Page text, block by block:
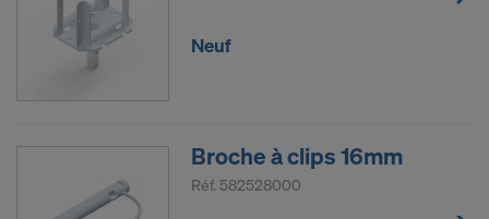
Neuf
Broche à clips 16mm
Réf. 582528000